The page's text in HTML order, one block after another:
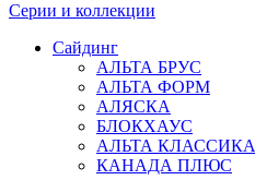
Серии и коллекции
Сайдинг
АЛЬТА БРУС
АЛЬТА ФОРМ
АЛЯСКА
БЛОКХАУС
АЛЬТА КЛАССИКА
КАНАДА ПЛЮС